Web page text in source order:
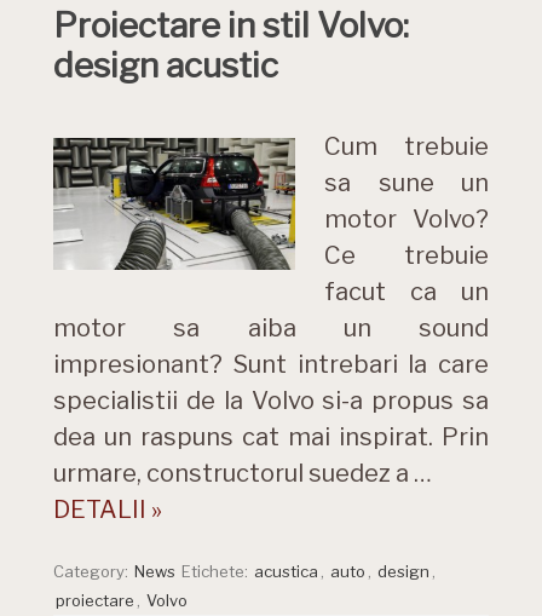
Proiectare in stil Volvo:
design acustic
Cum trebuie
sa sune un
motor Volvo?
Ce trebuie
facut ca un
motor sa aiba un sound
impresionant? Sunt intrebari la care
specialistii de la Volvo si-a propus sa
dea un raspuns cat mai inspirat. Prin
urmare, constructorul suedez a …
DETALII »
Category: News Etichete: acustica auto design
proiectare
Volvo